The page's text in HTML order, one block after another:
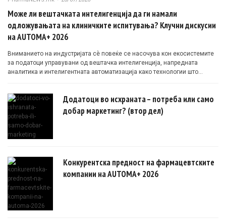
Може ли вештачката интелигенција да ги намали
одложувањата на клиничките испитувања? Клучни дискусии
на AUTOMA+ 2026
Вниманието на индустријата сè повеќе се насочува кон екосистемите
за податоци управувани од вештачка интелигенција, напредната
аналитика и интелигентната автоматизација како технологии што
Додатоци во исхраната – потреба или само
добар маркетинг? (втор дел)
Конкурентска предност на фармацевтските
компании на AUTOMA+ 2026